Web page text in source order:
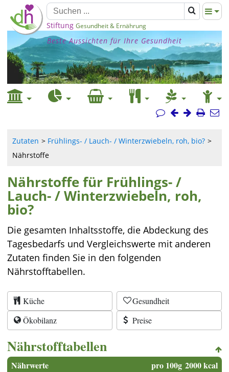
Stiftung Gesundheit & Ernährung
Beste Aussichten für Ihre Gesundheit
Zutaten
Frühlings- / Lauch- / Winterzwiebeln, roh, bio?
Nährstoffe
Nährstoffe für Frühlings- /
Lauch- / Winterzwiebeln, roh,
bio?
Die gesamten Inhaltsstoffe, die Abdeckung des
Tagesbedarfs und Vergleichswerte mit anderen
Zutaten finden Sie in den folgenden
Nährstofftabellen.
Küche
Gesundheit
Ökobilanz
Preise
Nährstofftabellen
Nährwerte pro 100g 2000 kcal